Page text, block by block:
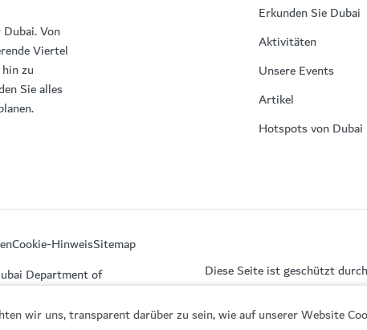
wir uns, transparent darüber zu sein, wie auf unserer Website
Von
Viertel
zu
Sie alles
Erkunden Sie Dubai
Aktivitäten
Unsere Events
Artikel
Hotspots von Dubai
Cookie-HinweisSitemap
Department of
Diese Seite ist geschützt